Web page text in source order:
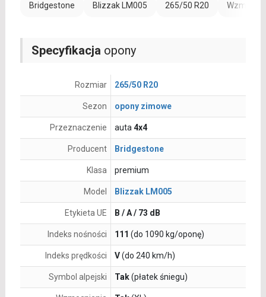
Bridgestone Blizzak LM005 265/50 R20
Specyfikacja opony
Rozmiar 265/50 R20
Sezon opony zimowe
Przeznaczenie auta 4x4
Producent Bridgestone
Klasa premium
Model Blizzak LM005
Etykieta UE B / A / 73 dB
Indeks nośności 111 (do 1090 kg/oponę)
Indeks prędkości V(do 240 km/h)
Symbol alpejski Tak(płatek śniegu)